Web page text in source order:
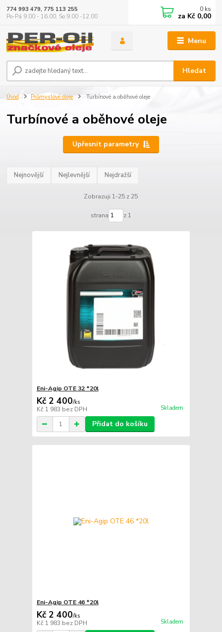
Menu
Hledat
774 993 479, 775 113 255
Po-Pá 9.00 - 16.00, So 9.00 -12.00
0 ks
za Kč 0,00
Úvod Průmyslové oleje Turbínové a oběhové oleje
Turbínové a oběhové oleje
Upřesnit parametry
Nejnovější Nejlevnější Nejdražší
Zobrazuji 1-25 z 25
strana z 1
Eni-Agip OTE 32 *20l
Kč 2 400/ks
Kč 1 983 bez DPH Skladem
Přidat do košíku
Eni-Agip OTE 46 *20l
Kč 2 400/ks
Kč 1 983 bez DPH Skladem